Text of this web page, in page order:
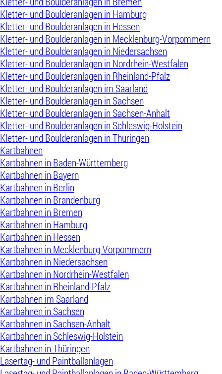
Kletter- und Boulderanlagen in Hamburg
Kletter- und Boulderanlagen in Hessen
Kletter- und Boulderanlagen in Mecklenburg-Vorpommern
Kletter- und Boulderanlagen in Niedersachsen
Kletter- und Boulderanlagen in Nordrhein-Westfalen
Kletter- und Boulderanlagen in Rheinland-Pfalz
Kletter- und Boulderanlagen im Saarland
Kletter- und Boulderanlagen in Sachsen
Kletter- und Boulderanlagen in Sachsen-Anhalt
Kletter- und Boulderanlagen in Schleswig-Holstein
Kletter- und Boulderanlagen in Thüringen
Kartbahnen
Kartbahnen in Baden-Württemberg
Kartbahnen in Bayern
Kartbahnen in Berlin
Kartbahnen in Brandenburg
Kartbahnen in Bremen
Kartbahnen in Hamburg
Kartbahnen in Hessen
Kartbahnen in Mecklenburg-Vorpommern
Kartbahnen in Niedersachsen
Kartbahnen in Nordrhein-Westfalen
Kartbahnen in Rheinland-Pfalz
Kartbahnen im Saarland
Kartbahnen in Sachsen
Kartbahnen in Sachsen-Anhalt
Kartbahnen in Schleswig-Holstein
Kartbahnen in Thüringen
Lasertag- und Paintballanlagen